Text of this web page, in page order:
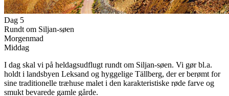
Dag 5
Rundt om Siljan-søen
Morgenmad
Middag
I dag skal vi på heldagsudflugt rundt om Siljan-søen. Vi gør bl.a.
holdt i landsbyen Leksand og hyggelige Tällberg, der er berømt for
sine traditionelle træhuse malet i den karakteristiske røde farve og
smukt bevarede gamle gårde.